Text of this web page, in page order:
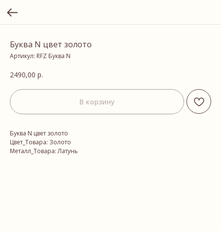
Буква N цвет золото
Артикул: RFZ Буква N
2490,00 р.
В корзину
Буква N цвет золото
Цвет_Товара: Золото
Металл_Товара: Латунь